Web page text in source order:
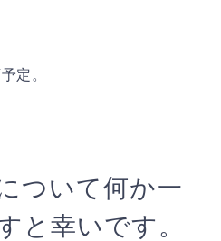
定。
ついて何か一
と幸いです。